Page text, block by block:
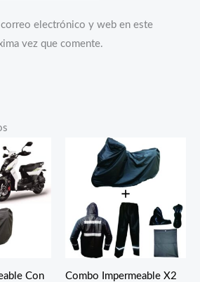
correo electrónico y web en este
vez que comente.
Con
Combo Impermeable X2